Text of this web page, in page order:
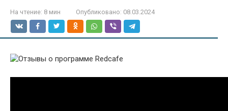
На чтение: 8 мин Опубликовано: 08.03.2024